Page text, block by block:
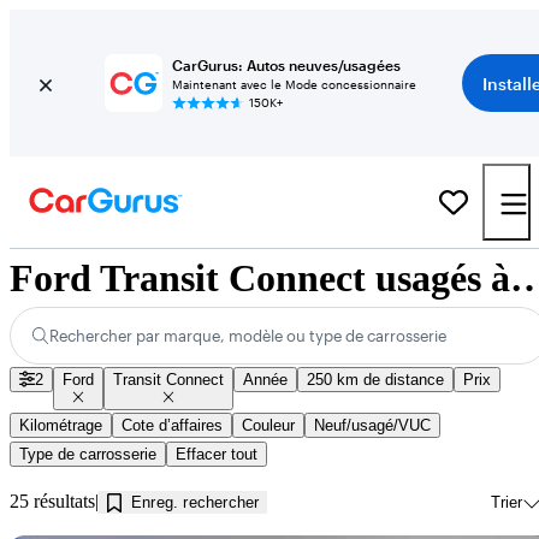
CarGurus: Autos neuves/usagées
Maintenant avec le Mode concessionnaire
150K+
Ford Transit Connect usagés à
Rechercher par marque, modèle ou type de carrosserie
2 Ford Transit Connect Année 250 km de distance Prix
Kilométrage Cote d’affaires Couleur
Neuf/usagé/VUC
Type de carrosserie
Effacer tout
25 résultats Enreg. rechercher Trier